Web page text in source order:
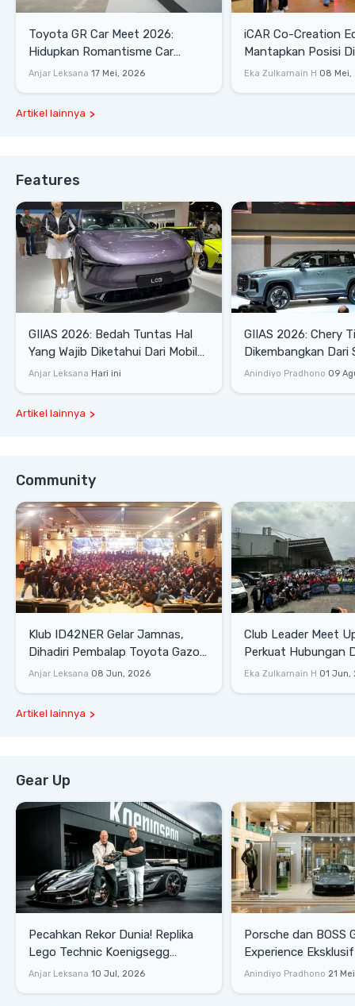
Toyota GR Car Meet 2026:
Hidupkan Romantisme Car
Culture Era 90-an
Anjar Leksana 17 Mei, 2026
iCAR Co-Creation
Mantapkan Posisi
Gaya Hidup
Eka Zulkarnain H 08 Mei,
Artikel lainnya
Features
GIIAS 2026: Bedah Tuntas Hal
Yang Wajib Diketahui Dari Mobil
Pintar Xpeng L03
Anjar Leksana Hari ini
GIIAS 2026: Chery
Dikembangkan Dari
Komprehensif di
Anindiyo Pradhono 09
Artikel lainnya
Community
Klub ID42NER Gelar Jamnas,
Dihadiri Pembalap Toyota Gazoo
Racing
Anjar Leksana 08 Jun, 2026
Club Leader Meet
Perkuat Hubungan
Dengan Komunitas
Eka Zulkarnain H 01 Jun,
Artikel lainnya
Gear Up
Pecahkan Rekor Dunia! Replika
Lego Technic Koenigsegg
Sadair's Spear Ukuran Asli Sukses
Anjar Leksana 10 Jul, 2026
Porsche dan BOSS
Experience
Senayan, Hadirkan
Anindiyo Pradhono 21